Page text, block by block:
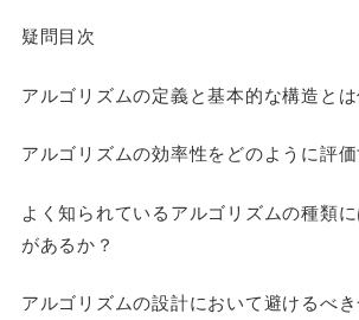
疑問目次
アルゴリズムの定義と基本的な構造とは
アルゴリズムの効率性をどのように評価
よく知られているアルゴリズムの種類
があるか？
アルゴリズムの設計において避けるべ